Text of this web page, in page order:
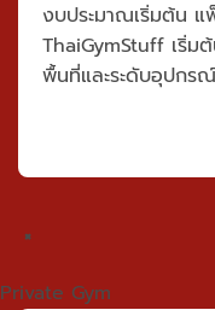
งบประมาณเริ่มต้น แ
ThaiGymStuff เริ่ม
พื้นที่และระดับอุปกรณ์
×
Private Gym